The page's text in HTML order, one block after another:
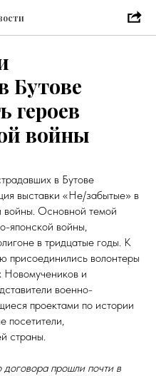
Бутове
героев
войны
в Бутове
выставки «Не/забытые» в
войны. Основной темой
японской войны,
в тридцатые годы. К
присоединились волонтеры
Новомучеников и
военно-
проектами по истории
посетители,
страны.
прошли почти в